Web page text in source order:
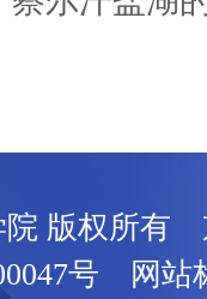
院 版权所有
号 网站